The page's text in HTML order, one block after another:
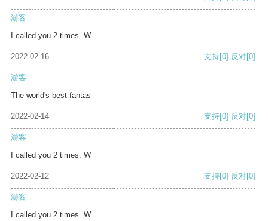
游客
I called you 2 times. W
2022-02-16 支持[0] 反对[0]
游客
The world's best fantas
2022-02-14 支持[0] 反对[0]
游客
I called you 2 times. W
2022-02-12 支持[0] 反对[0]
游客
I called you 2 times. W